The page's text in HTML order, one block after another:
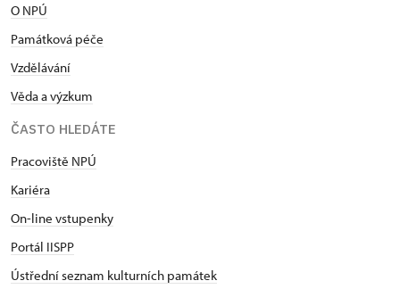
O NPÚ
Památková péče
Vzdělávání
Věda a výzkum
ČASTO HLEDÁTE
Pracoviště NPÚ
Kariéra
On-line vstupenky
Portál IISPP
Ústřední seznam kulturních památek